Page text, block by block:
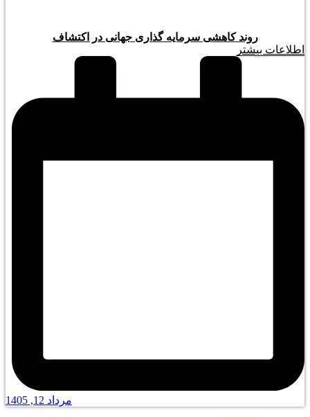
روند کاهشی سرمایه گذاری جهانی در اکتشاف
اطلاعات بیشتر
مرداد 12, 1405